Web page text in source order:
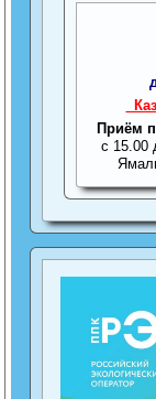
Приём
с 15.00